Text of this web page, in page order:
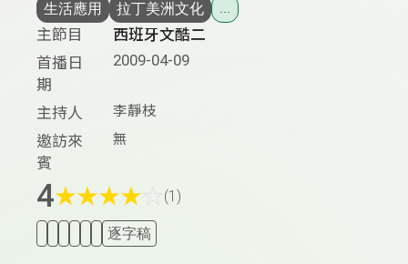
生活應用
拉丁美洲文化 ...
主節目
西班牙文酷二
首播日
期
2009-04-09
主持人 李靜枝
邀訪來
賓
無
4★★★★ (1)
逐字稿